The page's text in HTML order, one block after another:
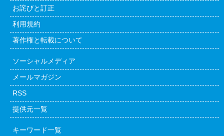
お詫びと訂正
利用規約
著作権と転載について
ソーシャルメディア
メールマガジン
RSS
提供元一覧
キーワード一覧